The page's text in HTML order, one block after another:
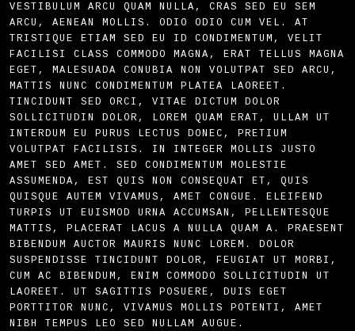
VESTIBULUM ARCU QUAM NULLA, CRAS SED EU SEM
ARCU, AENEAN MOLLIS. ODIO ODIO CUM VEL. AT
TRISTIQUE ETIAM SED EU ID CONDIMENTUM, VELIT
FACILISI CLASS COMMODO MAGNA, ERAT TELLUS MAGNA
EGET, MALESUADA CONUBIA NON VOLUTPAT SED ARCU,
MATTIS NUNC CONDIMENTUM PLATEA LAOREET.
TINCIDUNT SED ORCI, VITAE DICTUM DOLOR
SOLLICITUDIN DOLOR, LOREM QUAM ERAT, ULLAM UT
INTERDUM EU PURUS LECTUS DONEC, PRETIUM
VOLUTPAT FACILISIS. IN INTEGER MOLLIS JUSTO
AMET SED AMET. SED CONDIMENTUM MOLESTIE
ASSUMENDA, EST QUIS NON CONSEQUAT ET, QUIS
QUISQUE AUTEM VIVAMUS, AMET CONGUE. ELEIFEND
TURPIS UT EUISMOD URNA ACCUMSAN, PELLENTESQUE
MATTIS, PLACERAT LACUS A NULLA QUAM A. PRAESENT
BIBENDUM AUCTOR MAURIS NUNC LOREM. DOLOR
SUSPENDISSE TINCIDUNT DOLOR, FEUGIAT UT MORBI,
CUM AC BIBENDUM, ENIM COMMODO SOLLICITUDIN UT
LAOREET. UT SAGITTIS POSUERE, DUIS EGET
PORTTITOR NUNC, VIVAMUS MOLLIS POTENTI, AMET
NIBH TEMPUS LEO SED NULLAM AUGUE.